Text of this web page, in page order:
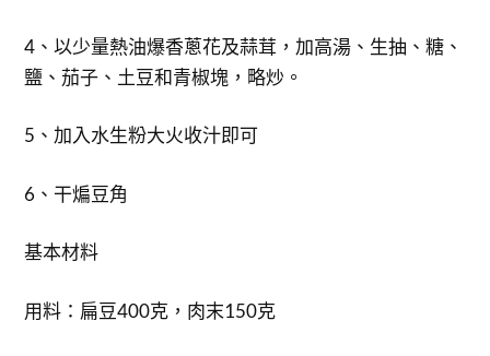
4、以少量熱油爆香蔥花及蒜茸，加高湯、生抽、糖、
鹽、茄子、土豆和青椒塊，略炒。
5、加入水生粉大火收汁即可
6、干煸豆角
基本材料
用料：扁豆400克，肉末150克